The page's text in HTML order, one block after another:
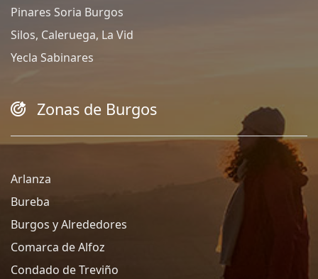
Pinares Soria Burgos
Silos, Caleruega, La Vid
Yecla Sabinares
Zonas de Burgos
Arlanza
Bureba
Burgos y Alrededores
Comarca de Alfoz
Condado de Treviño